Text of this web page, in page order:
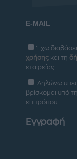
Έχω
χρήσης και τη
εταιρείας
Δηλώνω
βρίσκομαι υπό
επιτρόπου
Εγγραφή